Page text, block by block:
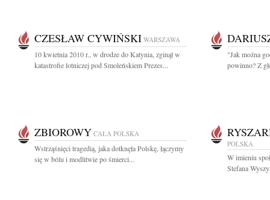
CZESŁAW CYWIŃSKI WARSZAWA
10 kwietnia 2010 r., w drodze do Katynia, zginął w
katastrofie lotniczej pod Smoleńskiem Prezes...
"Jak można
powinno? Z
ZBIOROWY CAŁA POLSKA
Wstrząśnięci tragedią, jaka dotknęła Polskę, łączymy
się w bólu i modlitwie po śmierci...
POLSKA
W imieniu
Stefana